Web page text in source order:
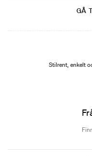
GÅ
Stilrent, enkelt